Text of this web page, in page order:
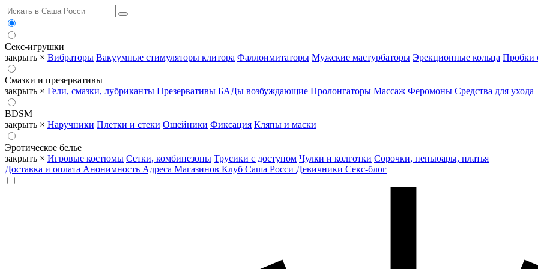
Секс-игрушки
закрыть × Вибраторы Вакуумные стимуляторы клитора Фаллоимитаторы Мужские мастурбаторы Эрекционные кольца Пробки
Смазки и презервативы
закрыть × Гели, смазки, лубриканты Презервативы БАДы возбуждающие Пролонгаторы Массаж Феромоны Средства для ухода
BDSM
закрыть × Наручники Плетки и стеки Ошейники Фиксация Кляпы и маски
Эротическое белье
закрыть × Игровые костюмы Сетки, комбинезоны Трусики с доступом Чулки и колготки Сорочки, пеньюары, платья
Доставка и оплата Анонимность Адреса Магазинов Клуб Саша Росси Девичники Секс-блог